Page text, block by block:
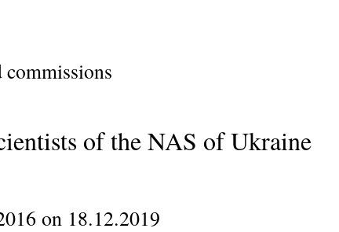
commissions
of the NAS of Ukraine
on 18.12.2019